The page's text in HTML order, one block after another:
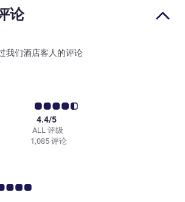
论
我们酒店客人的评论
ALL 评级
4.4/5
1,085 评论
评级 5.0/5